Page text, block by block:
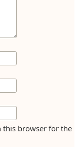
this browser for the